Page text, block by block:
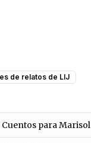
de relatos de LIJ
Cuentos para Marisol